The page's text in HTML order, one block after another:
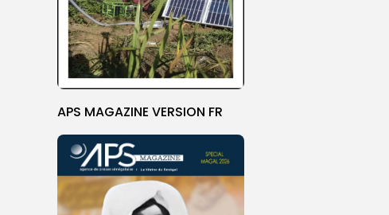
APS MAGAZINE VERSION FR